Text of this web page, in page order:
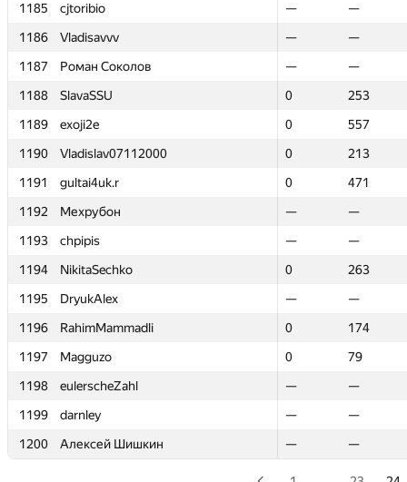
1185
cjtoribio —
—
1186
Vladisavvv —
—
1187
Роман Соколов —
—
1188
SlavaSSU 0
253
1189
exoji2e 0
557
1190
Vladislav07112000 0
213
1191
gultai4uk.r 0
471
1192
Мехрубон —
—
1193
chpipis —
—
1194
NikitaSechko 0
263
1195
DryukAlex —
—
1196
RahimMammadli 0
174
1197
Magguzo 0
79
1198
eulerscheZahl —
—
1199
darnley —
—
1200
Алексей Шишкин — —
1185
cjtoribio —
—
1186
Vladisavvv —
—
1187
Роман Соколов —
—
1188
SlavaSSU 0
253
1189
exoji2e 0
557
1190
Vladislav07112000 0
213
1191
gultai4uk.r 0
471
1192
Мехрубон —
—
1193
chpipis —
—
1194
NikitaSechko 0
263
1195
DryukAlex —
—
1196
RahimMammadli 0
174
1197
Magguzo 0
79
1198
eulerscheZahl —
—
1199
darnley —
—
1200
Алексей Шишкин — —